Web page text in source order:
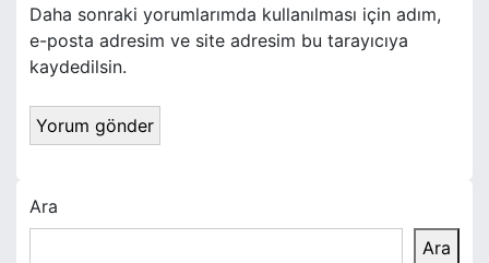
Daha sonraki yorumlarımda kullanılması için adım,
e-posta adresim ve site adresim bu tarayıcıya
kaydedilsin.
Ara
Ara